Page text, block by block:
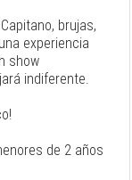
brujas,
experiencia
show
indiferente.
de 2 años